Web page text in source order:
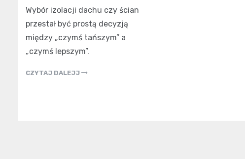
Wybór izolacji dachu czy ścian
przestał być prostą decyzją
między „czymś tańszym” a
„czymś lepszym”.
CZYTAJ DALEJJ